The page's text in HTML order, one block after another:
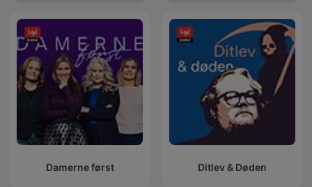
Damerne først Ditlev & Døden